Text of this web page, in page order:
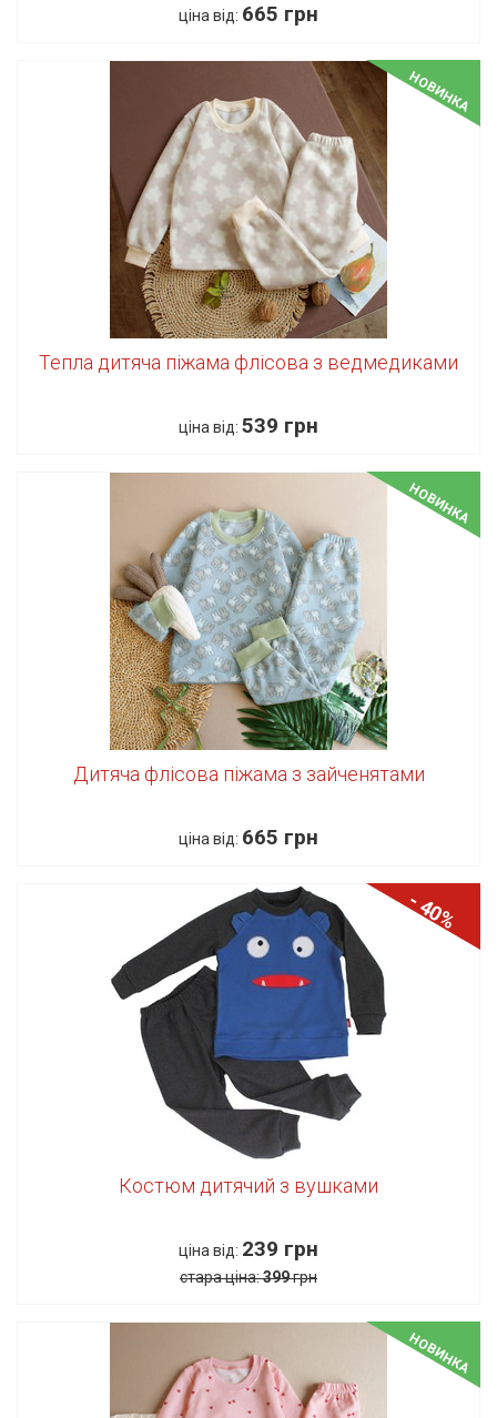
ціна від: 665 грн
НОВИНКА
Тепла дитяча піжама флісова з ведмедиками
ціна від: 539 грн
НОВИНКА
Дитяча флісова піжама з зайченятами
ціна від: 665 грн
- 40%
Костюм дитячий з вушками
ціна від: 239 грн
стара ціна:399грн
НОВИНКА